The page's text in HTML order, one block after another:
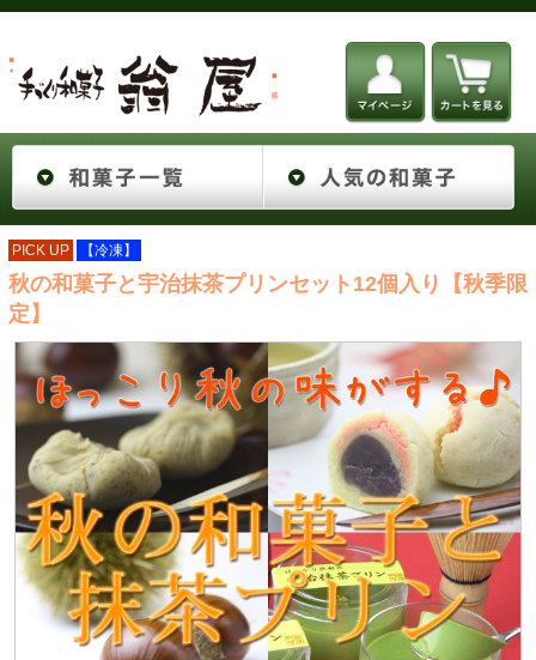
PICK UP 【冷凍】
秋の和菓子と宇治抹茶プリンセット12個入り【秋季限
定】